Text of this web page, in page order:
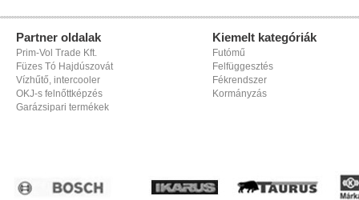
Partner oldalak
Prim-Vol Trade Kft.
Füzes Tó Hajdúszovát
Vízhűtő, intercooler
OKJ-s felnőttképzés
Garázsipari termékek
Kiemelt kategóriák
Futómű
Felfüggesztés
Fékrendszer
Kormányzás